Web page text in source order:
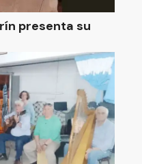
presenta su